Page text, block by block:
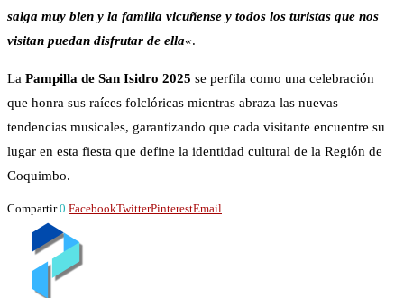
salga muy bien y la familia vicuñense y todos los turistas que nos
visitan puedan disfrutar de ella«.
La Pampilla de San Isidro 2025 se perfila como una celebración
que honra sus raíces folclóricas mientras abraza las nuevas
tendencias musicales, garantizando que cada visitante encuentre su
lugar en esta fiesta que define la identidad cultural de la Región de
Coquimbo.
Compartir 0 FacebookTwitterPinterestEmail